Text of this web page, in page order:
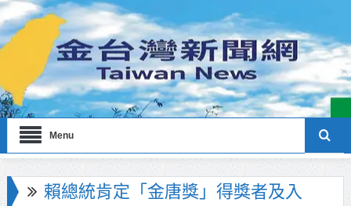
Menu
海巡署南部分署主官大換血 蔡順元